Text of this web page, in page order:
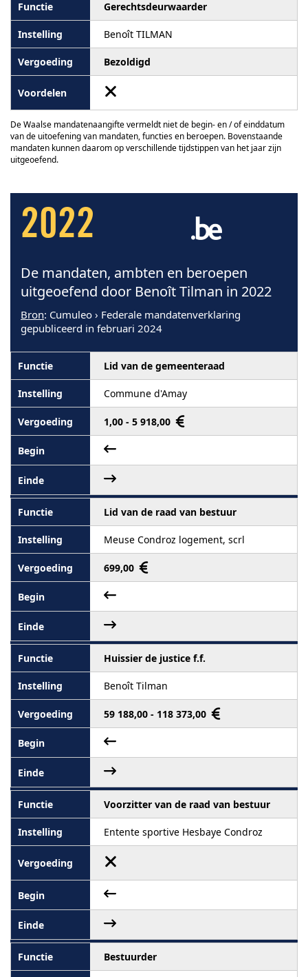
Gerechtsdeurwaarder
Benoît TILMAN
Bezoldigd
De Waalse mandatenaangifte vermeldt niet de begin- en / of einddatum
van de uitoefening van mandaten, functies en beroepen. Bovenstaande
mandaten kunnen daarom op verschillende tijdstippen van het jaar zijn
uitgeoefend.
2022
De mandaten, ambten en beroepen
uitgeoefend door Benoît Tilman in 2022
Bron: Cumuleo › Federale mandatenverklaring
gepubliceerd in februari 2024
Lid van de gemeenteraad
Commune d'Amay
1,00 - 5 918,00
Lid van de raad van bestuur
Meuse Condroz logement, scrl
699,00
Huissier de justice f.f.
Benoît Tilman
59 188,00 - 118 373,00
Voorzitter van de raad van bestuur
Entente sportive Hesbaye Condroz
Bestuurder